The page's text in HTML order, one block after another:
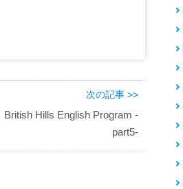
次の記事 >>
British Hills English Program -
part5-